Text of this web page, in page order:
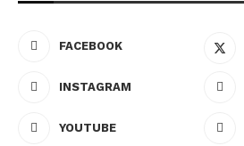
FACEBOOK
INSTAGRAM
YOUTUBE